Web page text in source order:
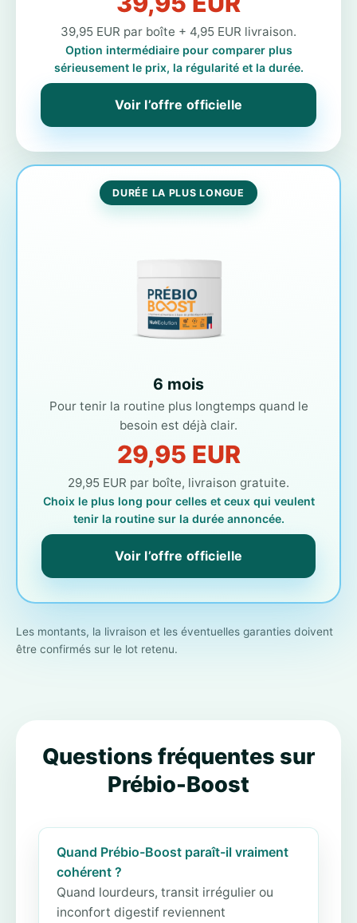
39,95 EUR par boîte + 4,95 EUR livraison.
Option intermédiaire pour comparer plus
sérieusement le prix, la régularité et la durée.
Voir l’offre officielle
DURÉE LA PLUS LONGUE
6 mois
Pour tenir la routine plus longtemps quand le
besoin est déjà clair.
29,95 EUR
29,95 EUR par boîte, livraison gratuite.
Choix le plus long pour celles et ceux qui veulent
tenir la routine sur la durée annoncée.
Voir l’offre officielle
Les montants, la livraison et les éventuelles garanties doivent
être confirmés sur le lot retenu.
Questions fréquentes sur
Prébio-Boost
Quand Prébio-Boost paraît-il vraiment
cohérent ?
Quand lourdeurs, transit irrégulier ou
inconfort digestif reviennent